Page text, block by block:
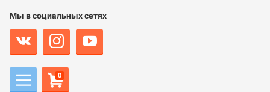
Мы в социальных сетях
0